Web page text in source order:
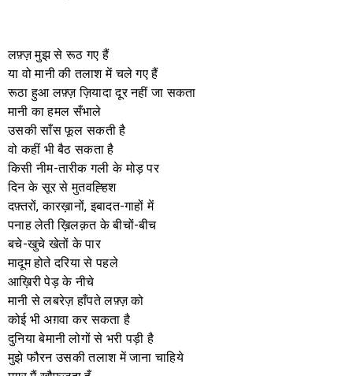
लफ़्ज़ मुझ से रूठ गए हैं
या वो मानी की तलाश में चले गए हैं
रूठा हुआ लफ़्ज़ ज़ियादा दूर नहीं जा सकता
मानी का हमल सँभाले
उसकी साँस फूल सकती है
वो कहीं भी बैठ सकता है
किसी नीम-तारीक गली के मोड़ पर
दिन के सूर से मुतवह्हिश
दफ़्तरों, कारख़ानों, इबादत-गाहों में
पनाह लेती ख़िलक़त के बीचों-बीच
बचे-खुचे खेतों के पार
मादूम होते दरिया से पहले
आख़िरी पेड़ के नीचे
मानी से लबरेज़ हाँपते लफ़्ज़ को
कोई भी अग़वा कर सकता है
दुनिया बेमानी लोगों से भरी पड़ी है
मुझे फौरन उसकी तलाश में जाना चाहिये